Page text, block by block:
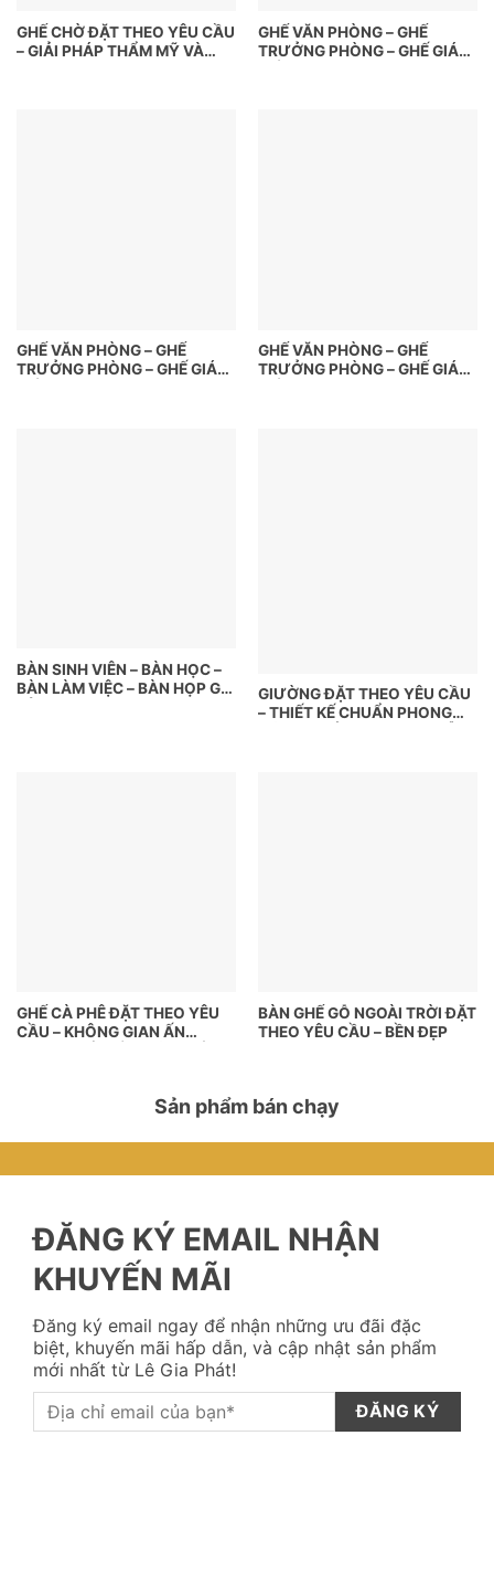
GHẾ CHỜ ĐẶT THEO YÊU CẦU
– GIẢI PHÁP THẨM MỸ VÀ
GHẾ VĂN PHÒNG – GHẾ
TRƯỞNG PHÒNG – GHẾ GIÁM
GHẾ VĂN PHÒNG – GHẾ
TRƯỞNG PHÒNG – GHẾ GIÁM
GHẾ VĂN PHÒNG – GHẾ
TRƯỞNG PHÒNG – GHẾ GIÁM
BÀN SINH VIÊN – BÀN HỌC –
BÀN LÀM VIỆC – BÀN HỌP GIÁ
GIƯỜNG ĐẶT THEO YÊU CẦU
– THIẾT KẾ CHUẨN PHONG
GHẾ CÀ PHÊ ĐẶT THEO YÊU
CẦU – KHÔNG GIAN ẤN
BÀN GHẾ GỖ NGOÀI TRỜI ĐẶT
THEO YÊU CẦU – BỀN ĐẸP
Sản phẩm bán chạy
ĐĂNG KÝ EMAIL NHẬN
KHUYẾN MÃI
Đăng ký email ngay để nhận những ưu đãi đặc
biệt, khuyến mãi hấp dẫn, và cập nhật sản phẩm
mới nhất từ Lê Gia Phát!